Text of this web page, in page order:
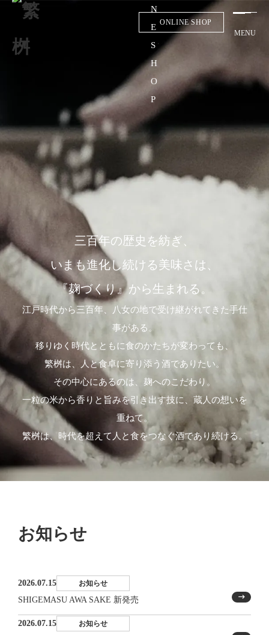
ONLINE SHOP
MENU
三百年の歴史を紡ぎ、
いまも進化し続ける美味さは、
『麹づくり』から生まれる。
江戸時代から三百年、八女の地で受け継がれてきた手仕
事がある。
移りゆく時代とともに食のかたちが変わっても、
繁桝は、人と食卓に寄り添う酒でありたい。
その中心にあるのは、麹へのこだわり。
一粒の米から香りと旨みを引き出す技に、蔵人の想いを
重ねて。
繁桝は、時代を超えて人と食をつなぐ酒であり続ける。
お知らせ
2026.07.15 お知らせ
SHIGEMASU AWA SAKE 新発売
2026.07.15 お知らせ